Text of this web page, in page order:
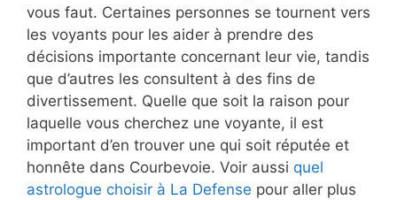
vous faut. Certaines personnes se tournent vers
les voyants pour les aider à prendre des
décisions importante concernant leur vie, tandis
que d’autres les consultent à des fins de
divertissement. Quelle que soit la raison pour
laquelle vous cherchez une voyante, il est
important d’en trouver une qui soit réputée et
honnête dans Courbevoie. Voir aussi quel
astrologue choisir à La Defense pour aller plus